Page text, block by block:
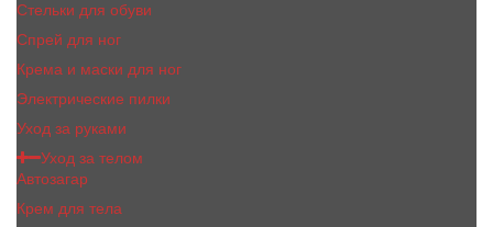
Стельки для обуви
Спрей для ног
Крема и маски для ног
Электрические пилки
Уход за руками
Уход за телом
Автозагар
Крем для тела